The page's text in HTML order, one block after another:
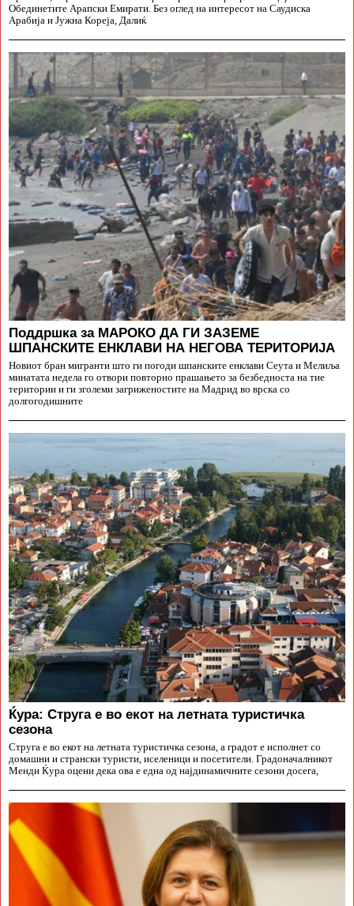
Обединетите Арапски Емирати. Без оглед на интересот на Саудиска
Арабија и Јужна Кореја, Далиќ
Поддршка за МАРОКО ДА ГИ ЗАЗЕМЕ
ШПАНСКИТЕ ЕНКЛАВИ НА НЕГОВА ТЕРИТОРИЈА
Новиот бран мигранти што ги погоди шпанските енклави Сеута и Мелиља
минатата недела го отвори повторно прашањето за безбедноста на тие
територии и ги зголеми загриженостите на Мадрид во врска со
долгогодишните
Ќура: Струга е во екот на летната туристичка
сезона
Струга е во екот на летната туристичка сезона, а градот е исполнет со
домашни и странски туристи, иселеници и посетители. Градоначалникот
Менди Ќура оцени дека ова е една од најдинамичните сезони досега,